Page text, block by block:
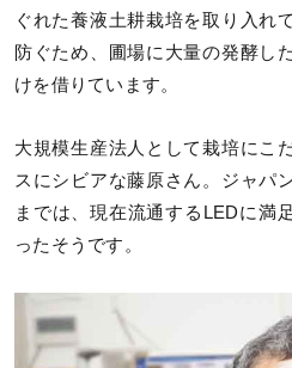
ぐれた養液土耕栽培を取り入れ
防ぐため、圃場に大量の発酵し
けを借りています。
大規模生産法人として栽培にこ
スにシビアな藤原さん。ジャパ
までは、現在流通するLEDに満
ったそうです。